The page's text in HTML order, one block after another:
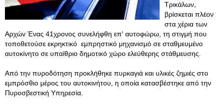
Τρικάλων,
βρίσκεται πλέον
στα χέρια των
Αρχών Ένας 41χρονος συνελήφθη επ' αυτοφώρω, τη στιγμή που
τοποθετούσε εκρηκτικό εμπρηστικό μηχανισμό σε σταθμευμένο
αυτοκίνητο σε υπαίθριο δημοτικό χώρο ελεύθερης στάθμευσης.
Από την πυροδότηση προκλήθηκε πυρκαγιά και υλικές ζημιές στο
εμπρόσθιο μέρος του αυτοκινήτου, η οποία κατασβέστηκε από την
Πυροσβεστική Υπηρεσία.